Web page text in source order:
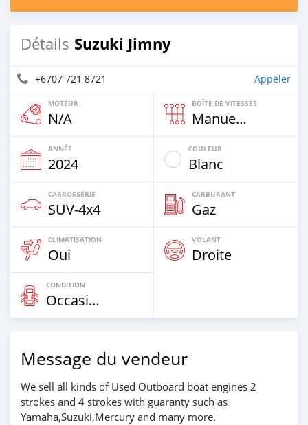
Détails Suzuki Jimny
+6707 721 8721 Appeler
MOTEUR
N/A
BOÎTE DE VITESSES
Manuelle
ANNÉE
2024
COULEUR
Blanc
CARROSSERIE
SUV‒4x4
CARBURANT
Gaz
CLIMATISATION
Oui
VOLANT
Droite
CONDITION
Occasion
Message du vendeur
We sell all kinds of Used Outboard boat engines 2
strokes and 4 strokes with guaranty such as
Yamaha,Suzuki,Mercury and many more.